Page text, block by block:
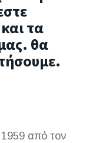
τα
θα
από τον